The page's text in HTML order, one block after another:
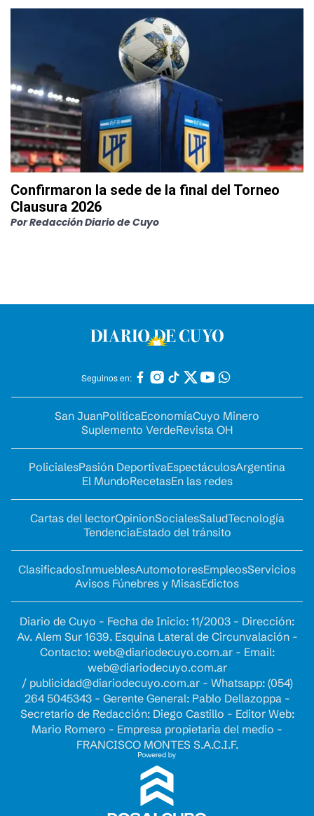
Confirmaron la sede de la final del Torneo
Clausura 2026
PorRedacción Diario de Cuyo
Seguinos en:
San JuanPolíticaEconomíaCuyo Minero
Suplemento VerdeRevista OH
PolicialesPasión DeportivaEspectáculosArgentina
El MundoRecetasEn las redes
Cartas del lectorOpinionSocialesSaludTecnología
TendenciaEstado del tránsito
ClasificadosInmueblesAutomotoresEmpleosServicios
Avisos Fúnebres y MisasEdictos
Diario de Cuyo - Fecha de Inicio: 11/2003 - Dirección:
Av. Alem Sur 1639. Esquina Lateral de Circunvalación -
Contacto: web@diariodecuyo.com.ar- Email:
web@diariodecuyo.com.ar
/ publicidad@diariodecuyo.com.ar- Whatsapp: (054)
264 5045343 - Gerente General: Pablo Dellazoppa -
Secretario de Redacción: Diego Castillo - Editor Web:
Mario Romero - Empresa propietaria del medio -
FRANCISCO MONTES S.A.C.I.F.